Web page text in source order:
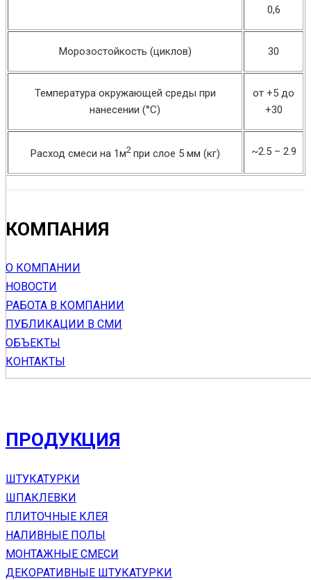
0,6
Морозостойкость (циклов) 30
Температура окружающей среды при
нанесении (°С)
от +5 до
+30
Расход смеси на 1м2 при слое 5 мм (кг) ~2.5 – 2.9
КОМПАНИЯ
О КОМПАНИИ
НОВОСТИ
РАБОТА В КОМПАНИИ
ПУБЛИКАЦИИ В СМИ
ОБЪЕКТЫ
КОНТАКТЫ
ПРОДУКЦИЯ
ШТУКАТУРКИ
ШПАКЛЕВКИ
ПЛИТОЧНЫЕ КЛЕЯ
НАЛИВНЫЕ ПОЛЫ
МОНТАЖНЫЕ СМЕСИ
ДЕКОРАТИВНЫЕ ШТУКАТУРКИ